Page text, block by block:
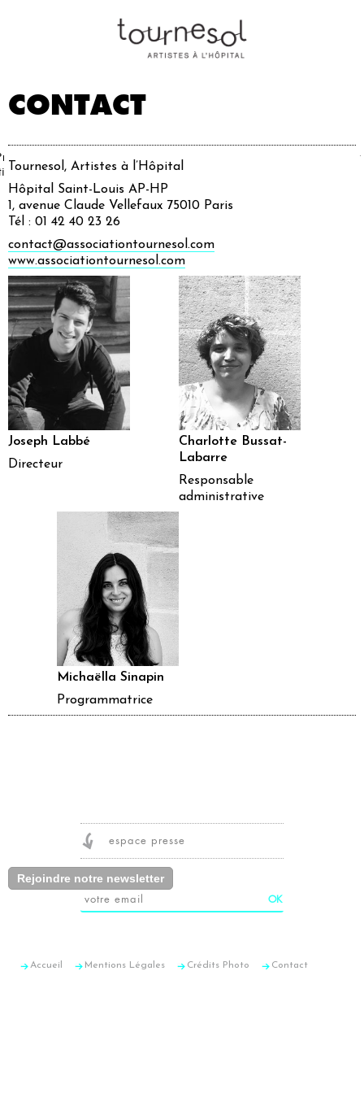
Nos
artistes
Partenaires Contact
CONTACT
Tournesol, Artistes à l’Hôpital
Hôpital Saint-Louis AP-HP
1, avenue Claude Vellefaux 75010 Paris
Tél : 01 42 40 23 26
contact@associationtournesol.com
www.associationtournesol.com
Joseph Labbé
Directeur
Charlotte Bussat-
Labarre
Responsable
administrative
Michaëlla Sinapin
Programmatrice
espace presse
Rejoindre notre newsletter
Accueil Mentions Légales Crédits Photo Contact